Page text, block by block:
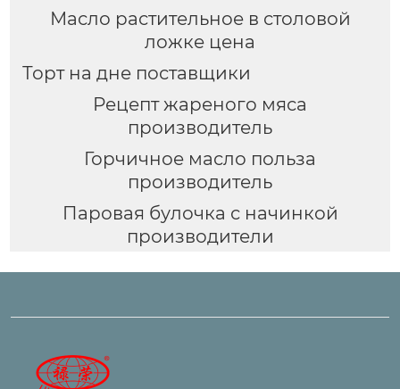
Масло растительное в столовой
ложке цена
Торт на дне поставщики
Рецепт жареного мяса
производитель
Горчичное масло польза
производитель
Паровая булочка с начинкой
производители